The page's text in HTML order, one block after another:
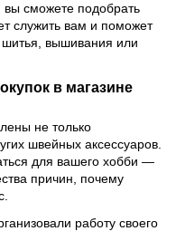
сможете подобрать
служить вам и поможет
шитья, вышивания или
в магазине
не только
швейных аксессуаров.
для вашего хобби —
причин, почему
работу своего